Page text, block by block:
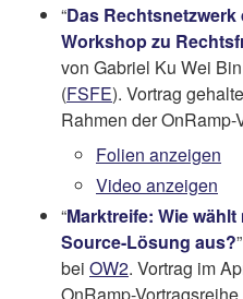
“Das
Workshop zu
von Gabriel Ku Wei
(FSFE). Vortrag
Rahmen der
Folien anzeigen
Video anzeigen
“Marktreife: Wie
Source-Lösung aus?
bei OW2. Vortrag im